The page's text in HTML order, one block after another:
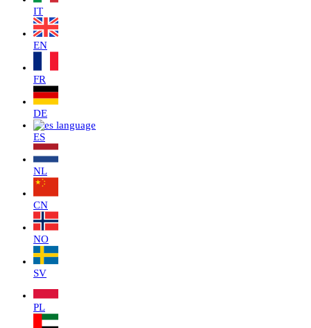
IT
EN
FR
DE
ES
NL
CN
NO
SV
PL